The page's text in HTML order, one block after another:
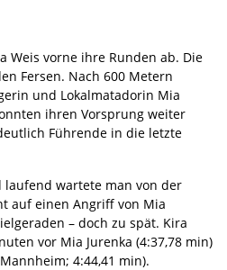
Weis vorne ihre Runden ab. Die
Fersen. Nach 600 Metern
und Lokalmatadorin Mia
ihren Vorsprung weiter
Führende in die letzte
wartete man von der
auf einen Angriff von Mia
– doch zu spät. Kira
vor Mia Jurenka (4:37,78 min)
4:44,41 min).